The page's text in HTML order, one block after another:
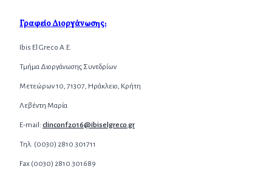
Γραφείο Διοργάνωσης:
Ibis El Greco Α.Ε.
Τμήμα Διοργάνωσης Συνεδρίων
Μετεώρων 10, 71307, Ηράκλειο, Κρήτη
Λεβέντη Μαρία
E-mail: clinconf2016@ibiselgreco.gr
Τηλ. (0030) 2810.301711
Fax (0030) 2810.301689